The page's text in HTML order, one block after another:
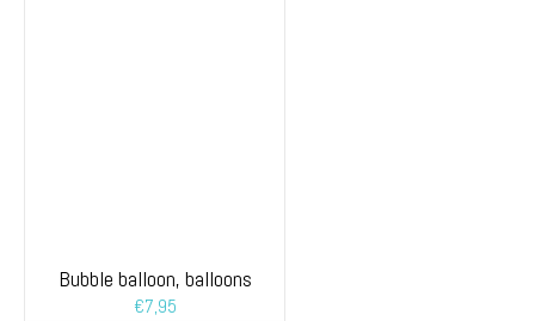
Bubble balloon, balloons
€7,95